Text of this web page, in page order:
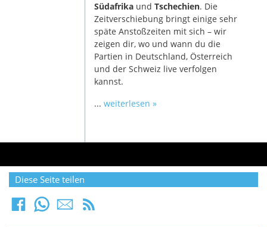
Südafrikaund Tschechien. Die
Zeitverschiebung bringt einige sehr
späte Anstoßzeiten mit sich – wir
zeigen dir, wo und wann du die
Partien in Deutschland, Österreich
und der Schweiz live verfolgen
kannst.
... weiterlesen »
Diese Seite teilen